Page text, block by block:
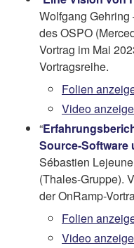
Wolfgang Gehring
des OSPO
Vortrag im Mai
Vortragsreihe.
Folien
Video
“
Source-Software
Sébastien
(Thales-Gruppe).
der OnRamp-
Folien
Video